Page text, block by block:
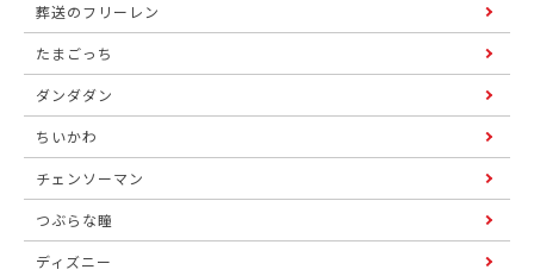
葬送のフリーレン
たまごっち
ダンダダン
ちいかわ
チェンソーマン
つぶらな瞳
ディズニー